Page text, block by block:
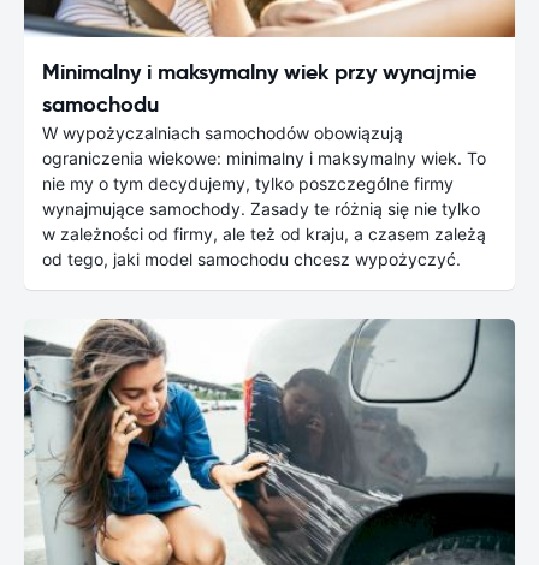
Minimalny i maksymalny wiek przy wynajmie
samochodu
W wypożyczalniach samochodów obowiązują
ograniczenia wiekowe: minimalny i maksymalny wiek. To
nie my o tym decydujemy, tylko poszczególne firmy
wynajmujące samochody. Zasady te różnią się nie tylko
w zależności od firmy, ale też od kraju, a czasem zależą
od tego, jaki model samochodu chcesz wypożyczyć.